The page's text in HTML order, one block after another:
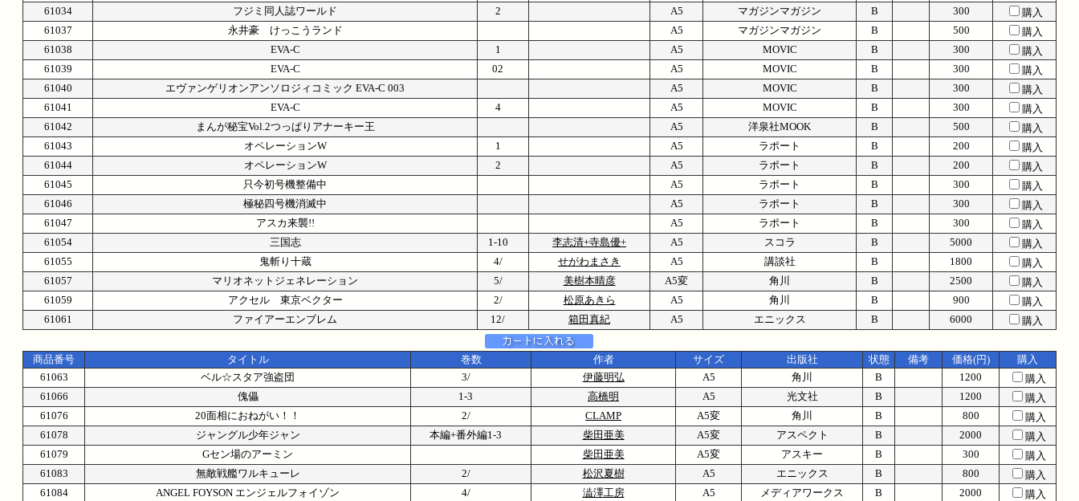
61034
フジミ同人誌ワールド 2 A5 マガジンマガジン B 300
購入
61037
永井豪 けっこうランド A5 マガジンマガジン B 500
購入
61038
EVA-C 1 A5 MOVIC B 300
購入
61039
EVA-C 02 A5 MOVIC B 300
購入
61040
エヴァンゲリオンアンソロジィコミック EVA-C 003 A5 MOVIC B 300
購入
61041
EVA-C 4 A5 MOVIC B 300
購入
61042
まんが秘宝Vol.2つっぱりアナーキー王 A5 洋泉社MOOK B 500
購入
61043
オペレーションW 1 A5 ラポート B 200
購入
61044
オペレーションW 2 A5 ラポート B 200
購入
61045
只今初号機整備中 A5 ラポート B 300
購入
61046
極秘四号機消滅中 A5 ラポート B 300
購入
61047
アスカ来襲!! A5 ラポート B 300
購入
61054
三国志 1-10 李志清+寺島優+ A5 スコラ B 5000
購入
61055
鬼斬り十蔵 4/ せがわまさき A5 講談社 B 1800
購入
61057
マリオネットジェネレーション 5/ 美樹本晴彦 A5変 角川 B 2500
購入
61059
アクセル 東京ベクター 2/ 松原あきら A5 角川 B 900
購入
61061
ファイアーエンブレム 12/ 箱田真紀 A5 エニックス B 6000 購入
商品番号 タイトル 巻数 作者 サイズ 出版社 状態 備考 価格(円)
購入
61063
ベル☆スタア強盗団 3/ 伊藤明弘 A5 角川 B 1200
購入
61066
傀儡 1-3 高橋明 A5 光文社 B 1200
購入
61076
20面相におねがい！！ 2/ CLAMP A5変 角川 B 800
購入
61078
ジャングル少年ジャン 本編+番外編1-3 柴田亜美 A5変 アスペクト B 2000
購入
61079
Gセン場のアーミン 柴田亜美 A5変 アスキー B 300
購入
61083
無敵戦艦ワルキューレ 2/ 松沢夏樹 A5 エニックス B 800
購入
61084
ANGEL FOYSON エンジェルフォイゾン 4/ 澁澤工房 A5 メディアワークス B 2000
購入